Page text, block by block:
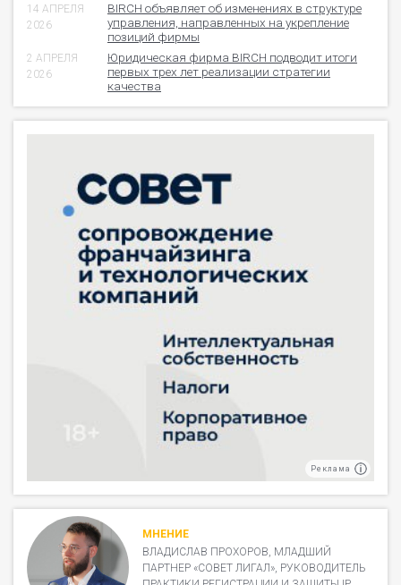
14 АПРЕЛЯ
2026
BIRCH объявляет об изменениях в структуре
управления, направленных на укрепление
позиций фирмы
2 АПРЕЛЯ
2026
Юридическая фирма BIRCH подводит итоги
первых трех лет реализации стратегии
качества
Реклама
МНЕНИЕ
ВЛАДИСЛАВ ПРОХОРОВ, МЛАДШИЙ
ПАРТНЕР «СОВЕТ ЛИГАЛ», РУКОВОДИТЕЛЬ